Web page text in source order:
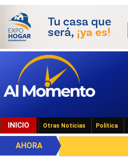
INICIO Otras Noticias Política
AHORA